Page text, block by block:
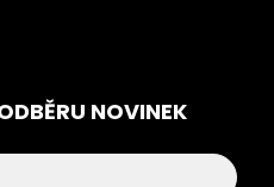
NOVINEK